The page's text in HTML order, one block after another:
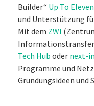
Builder“ Up To Eleven
und Unterstützung
Mit dem ZWI
Tech Hub oder next-
Programme und
Gründungsideen und